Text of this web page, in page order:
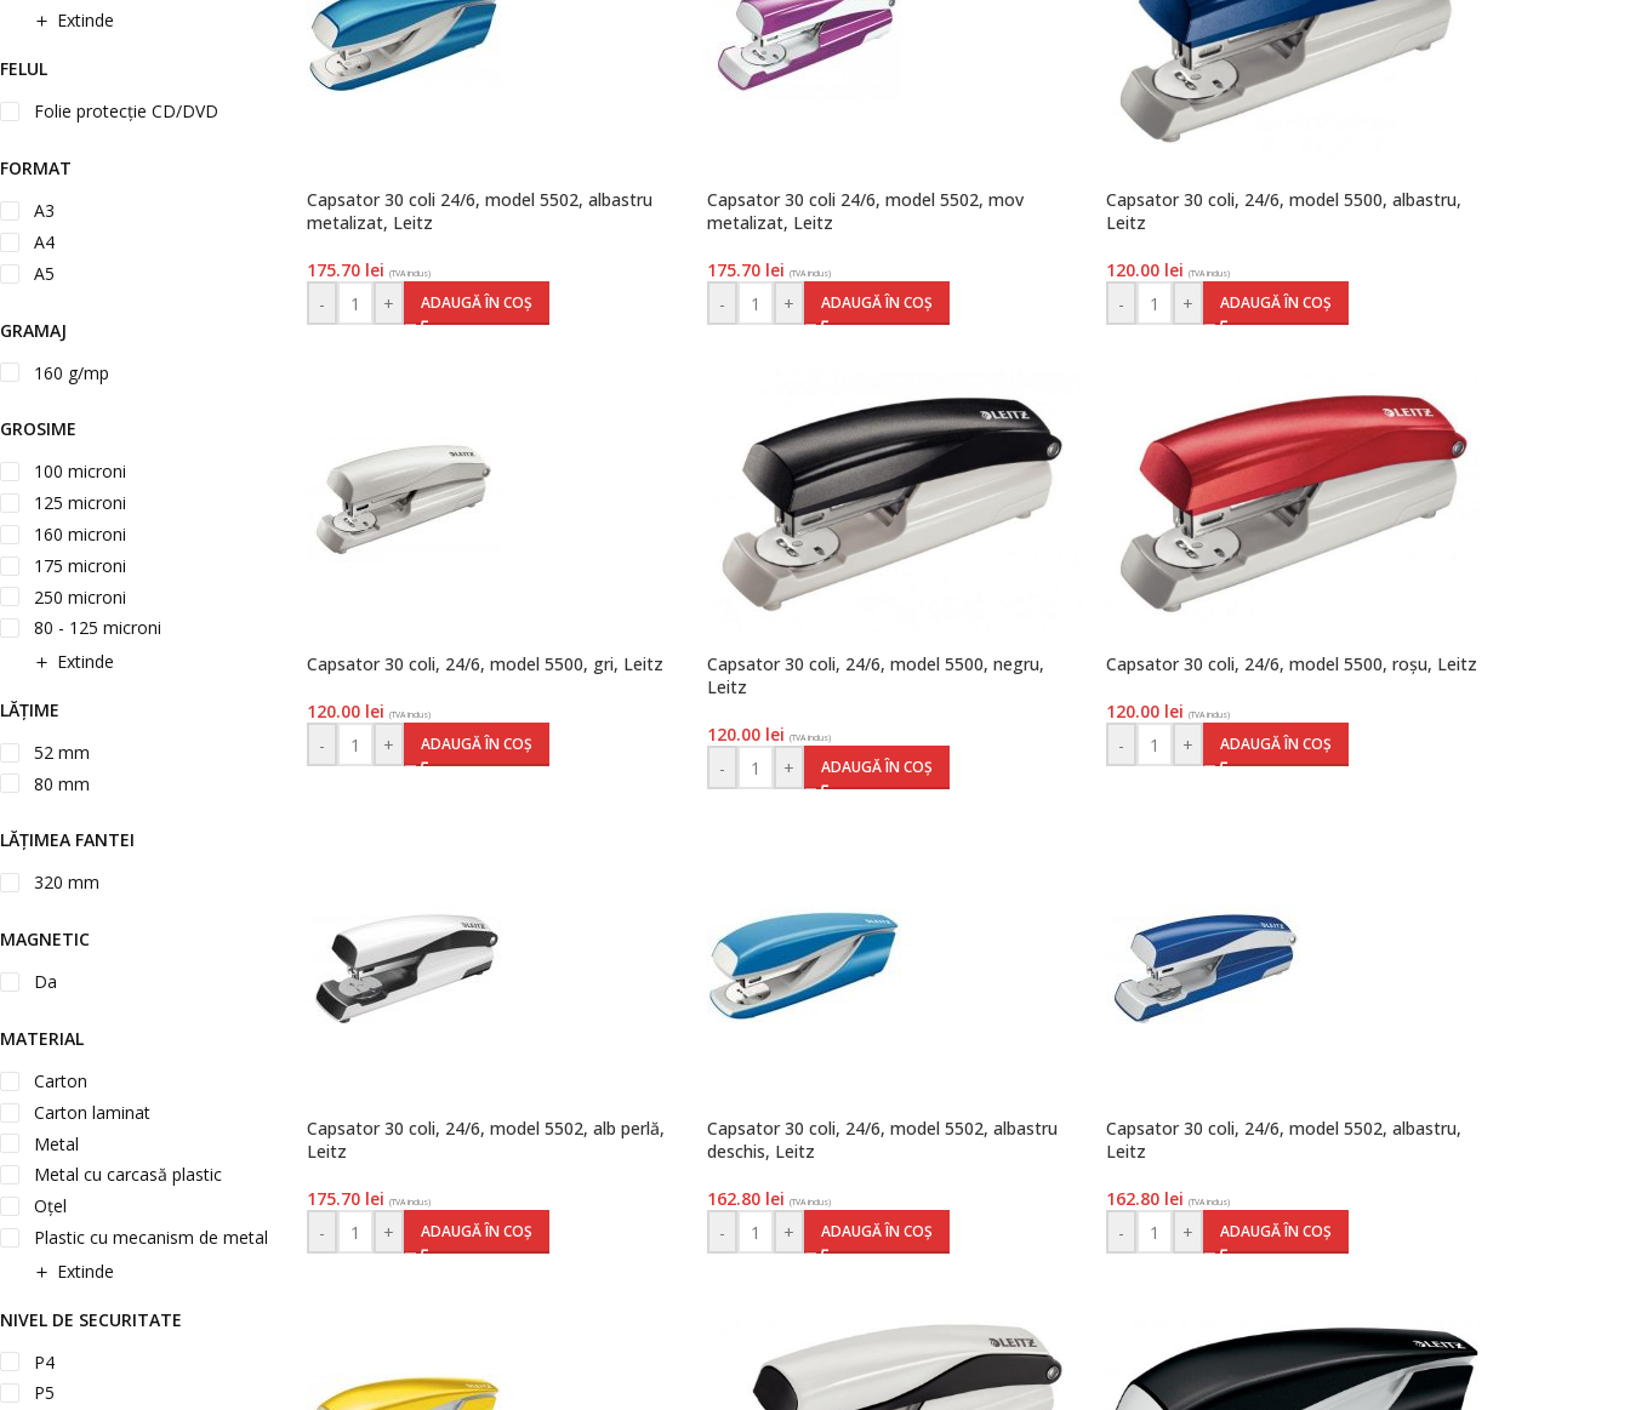
Extinde
FELUL
Folie protecție CD/DVD
FORMAT
A3
A4
A5
GRAMAJ
160 g/mp
GROSIME
100 microni
125 microni
160 microni
175 microni
250 microni
80 - 125 microni
Extinde
LĂȚIME
52 mm
80 mm
LĂȚIMEA FANTEI
320 mm
MAGNETIC
Da
MATERIAL
Carton
Carton laminat
Metal
Metal cu carcasă plastic
Oțel
Plastic cu mecanism de metal
Extinde
NIVEL DE SECURITATE
P4
P5
Capsator 30 coli 24/6, model 5502, albastru
metalizat, Leitz
175.70 lei (TVA inclus)
- + ADAUGĂ ÎN COȘ
Capsator 30 coli 24/6, model 5502, mov
metalizat, Leitz
175.70 lei (TVA inclus)
- + ADAUGĂ ÎN COȘ
Capsator 30 coli, 24/6, model 5500, albastru,
Leitz
120.00 lei (TVA inclus)
- + ADAUGĂ ÎN COȘ
Capsator 30 coli, 24/6, model 5500, gri, Leitz
120.00 lei (TVA inclus)
- + ADAUGĂ ÎN COȘ
Capsator 30 coli, 24/6, model 5500, negru,
Leitz
120.00 lei (TVA inclus)
- + ADAUGĂ ÎN COȘ
Capsator 30 coli, 24/6, model 5500, roșu, Leitz
120.00 lei (TVA inclus)
- + ADAUGĂ ÎN COȘ
Capsator 30 coli, 24/6, model 5502, alb perlă,
Leitz
175.70 lei (TVA inclus)
- + ADAUGĂ ÎN COȘ
Capsator 30 coli, 24/6, model 5502, albastru
deschis, Leitz
162.80 lei (TVA inclus)
- + ADAUGĂ ÎN COȘ
Capsator 30 coli, 24/6, model 5502, albastru,
Leitz
162.80 lei (TVA inclus)
- + ADAUGĂ ÎN COȘ